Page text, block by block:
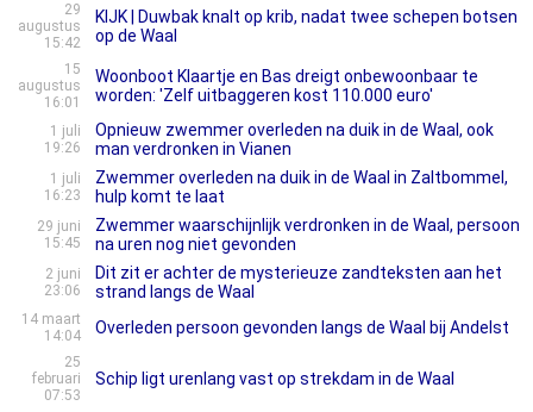
29
augustus
15:42
KIJK | Duwbak knalt op krib, nadat twee schepen botsen
op de Waal
15
augustus
16:01
Woonboot Klaartje en Bas dreigt onbewoonbaar te
worden: 'Zelf uitbaggeren kost 110.000 euro'
1 juli
19:26
Opnieuw zwemmer overleden na duik in de Waal, ook
man verdronken in Vianen
1 juli
16:23
Zwemmer overleden na duik in de Waal in Zaltbommel,
hulp komt te laat
29 juni
15:45
Zwemmer waarschijnlijk verdronken in de Waal, persoon
na uren nog niet gevonden
2 juni
23:06
Dit zit er achter de mysterieuze zandteksten aan het
strand langs de Waal
14 maart
14:04
Overleden persoon gevonden langs de Waal bij Andelst
25
februari
07:53
Schip ligt urenlang vast op strekdam in de Waal